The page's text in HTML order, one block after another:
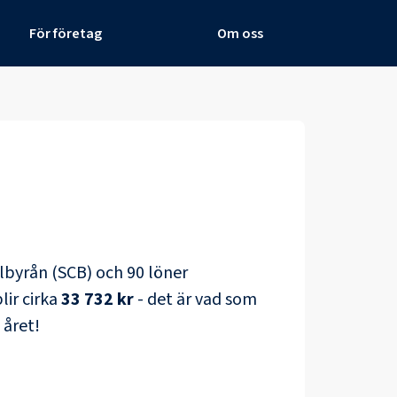
För företag Om oss
(SCB) och 90 löner
cirka33 732 kr- det är vad som
året!